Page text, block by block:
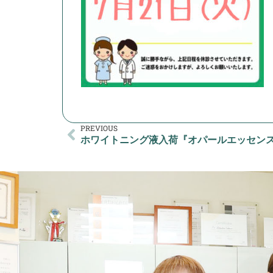
PREVIOUS
ホワイトニング液入荷『オパールエッセン